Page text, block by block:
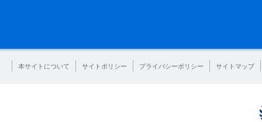
本サイトについて サイトポリシー プライバシーポリシー サイトマップ